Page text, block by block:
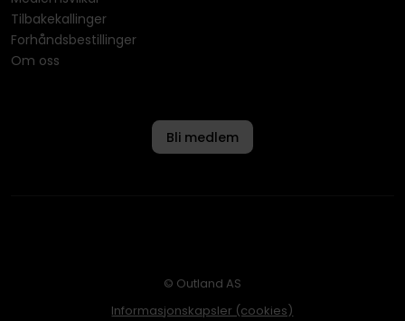
Tilbakekallinger
Forhåndsbestillinger
Om oss
Bli medlem
© Outland AS
Informasjonskapsler (cookies)